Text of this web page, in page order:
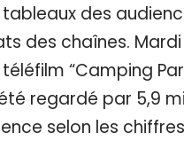
des
des chaînes. Mardi
“Camping
regardé par 5,9
selon les